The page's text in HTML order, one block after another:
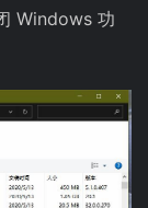
Windows 功